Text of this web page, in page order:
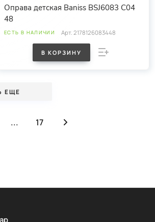
Оправа детская Baniss BSJ6083 C04
48
ЕСТЬ В НАЛИЧИИ Арт.2178126083448
В КОРЗИНУ
ЕЩЕ
... 17